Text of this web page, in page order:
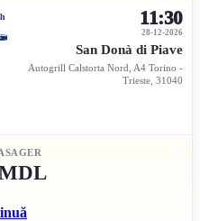
28-12-2026
11:30
San Donà di Piave
Autogrill Calstorta Nord, A4 Torino -
Trieste, 31040